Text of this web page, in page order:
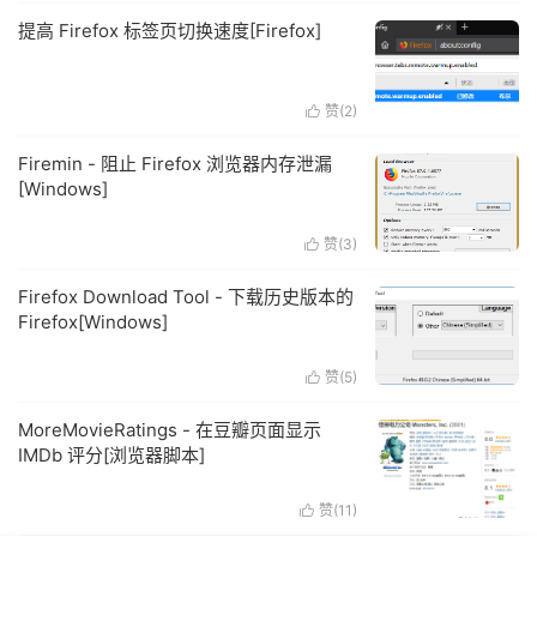
提高 Firefox 标签页切换速度[Firefox]
 赞(2)
Firemin - 阻止 Firefox 浏览器内存泄漏
[Windows]
 赞(3)
Firefox Download Tool - 下载历史版本的
Firefox[Windows]
 赞(5)
MoreMovieRatings - 在豆瓣页面显示
IMDb 评分[浏览器脚本]
 赞(11 )